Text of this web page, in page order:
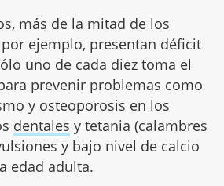
más de la mitad de los
ejemplo, presentan déficit
uno de cada diez toma el
prevenir problemas como
y osteoporosis en los
dentales y tetania (calambres
y bajo nivel de calcio
edad adulta.